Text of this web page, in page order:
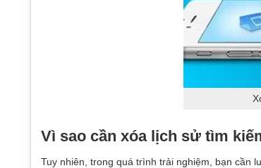
Vì sao cần xóa lịch sử tìm
Tuy nhiên, trong quá trình trải nghiệm, bạn cần